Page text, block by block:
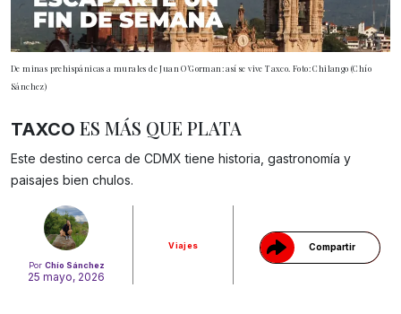
De minas prehispánicas a murales de Juan O’Gorman: así se vive Taxco. Foto: Chilango (Chío
Sánchez)
Por Chío Sánchez
25 mayo, 2026
Viajes Compartir
Gracias!
TAXCO ES MÁS QUE PLATA
Este destino cerca de CDMX tiene historia, gastronomía y
paisajes bien chulos.